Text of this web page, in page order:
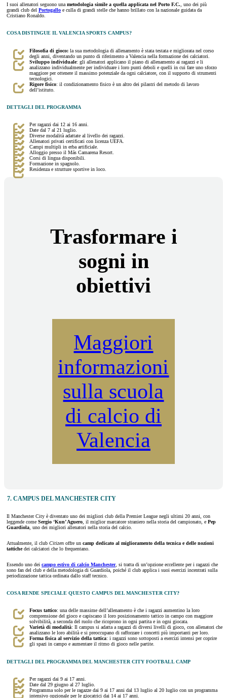
I suoi allenatori seguono una metodologia simile a quella applicata nel Porto F.C. , uno dei più
grandi club del Portogallo e culla di grandi stelle che hanno brillato con la nazionale guidata da
Cristiano Ronaldo.
COSA DISTINGUE IL VALENCIA SPORTS CAMPUS?
Filosofia di gioco: la sua metodologia di allenamento è stata testata e migliorata nel corso
degli anni, diventando un punto di riferimento a Valencia nella formazione dei calciatori.
Sviluppo individuale: gli allenatori applicano il piano di allenamento ai ragazzi e li
analizzano individualmente per individuare i loro punti deboli e quelli in cui fare uno sforzo
maggiore per ottenere il massimo potenziale da ogni calciatore, con il supporto di strumenti
tecnologici.
Rigore fisico: il condizionamento fisico è un altro dei pilastri del metodo di lavoro
dell’istituto.
DETTAGLI DEL PROGRAMMA
Per ragazzi dai 12 ai 16 anni.
Date dal 7 al 21 luglio.
Diverse modalità adattate al livello dei ragazzi.
Allenatori privati certificati con licenza UEFA.
Campi multipli in erba artificiale.
Alloggio presso il Más Camarena Resort.
Corsi di lingua disponibili.
Formazione in spagnolo.
Residenza e strutture sportive in loco.
Trasformare i
sogni in
obiettivi
Maggiori
informazioni
sulla scuola
di calcio di
Valencia
7. CAMPUS DEL MANCHESTER CITY
Il Manchester City è diventato uno dei migliori club della Premier League negli ultimi 20 anni, con
leggende come Sergio ‘Kun’ Aguero , il miglior marcatore straniero nella storia del campionato, e Pep
Guardiola , uno dei migliori allenatori nella storia del calcio.
Attualmente, il club Citizen offre un camp dedicato al miglioramento della tecnica e delle nozioni
tattichedei calciatori che lo frequentano.
Essendo uno dei campo estivo di calcio Manchester, si tratta di un’opzione eccellente per i ragazzi che
sono fan del club e della metodologia di Guardiola, poiché il club applica i suoi esercizi incentrati sulla
periodizzazione tattica ordinata dallo staff tecnico.
COSA RENDE SPECIALE QUESTO CAMPUS DEL MANCHESTER CITY?
Focus tattico: una delle massime dell’allenamento è che i ragazzi aumentino la loro
comprensione del gioco e capiscano il loro posizionamento tattico in campo con maggiore
solvibilità, a seconda del ruolo che ricoprono in ogni partita e in ogni giocata.
Varietà di modalità: Il campus si adatta a ragazzi di diversi livelli di gioco, con allenatori che
analizzano le loro abilità e si preoccupano di rafforzare i concetti più importanti per loro.
Forma fisica al servizio della tattica: i ragazzi sono sottoposti a esercizi intensi per coprire
gli spazi in campo e aumentare il ritmo di gioco nelle partite.
DETTAGLI DEL PROGRAMMA DEL MANCHESTER CITY FOOTBALL CAMP
Per ragazzi dai 9 ai 17 anni.
Date dal 29 giugno al 27 luglio.
Programma solo per le ragazze dai 9 ai 17 anni dal 13 luglio al 20 luglio con un programma
intensivo opzionale per le giocatrici dai 14 ai 17 anni.